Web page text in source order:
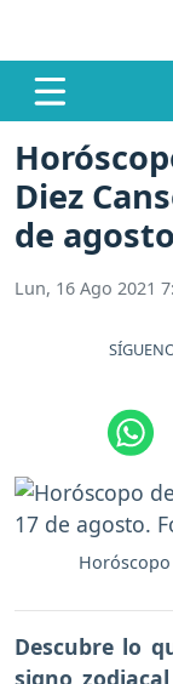
Diez
de
Lun, 16 Ago 2021
Horóscopo
Descubre lo
signo